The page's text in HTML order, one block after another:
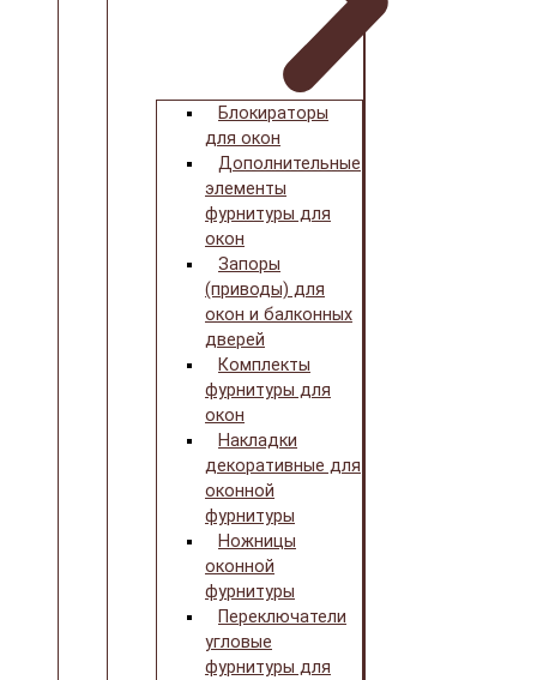
Блокираторы
для окон
Дополнительные
элементы
фурнитуры для
окон
Запоры
(приводы) для
окон и балконных
дверей
Комплекты
фурнитуры для
окон
Накладки
декоративные для
оконной
фурнитуры
Ножницы
оконной
фурнитуры
Переключатели
угловые
фурнитуры для